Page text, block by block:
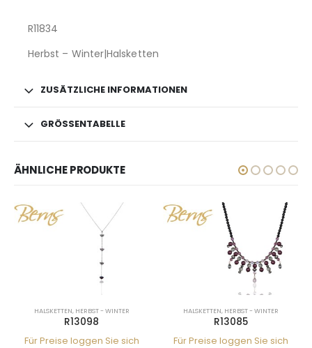
R11834
Herbst – Winter|Halsketten
ZUSÄTZLICHE INFORMATIONEN
GRÖSSENTABELLE
ÄHNLICHE PRODUKTE
HALSKETTEN, HERBST - WINTER
R13098
Für Preise loggen Sie sich
HALSKETTEN, HERBST - WINTER
R13085
Für Preise loggen Sie sich